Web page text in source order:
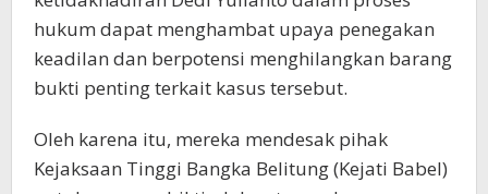
hukum dapat menghambat upaya penegakan
keadilan dan berpotensi menghilangkan barang
bukti penting terkait kasus tersebut.
Oleh karena itu, mereka mendesak pihak
Kejaksaan Tinggi Bangka Belitung (Kejati Babel)